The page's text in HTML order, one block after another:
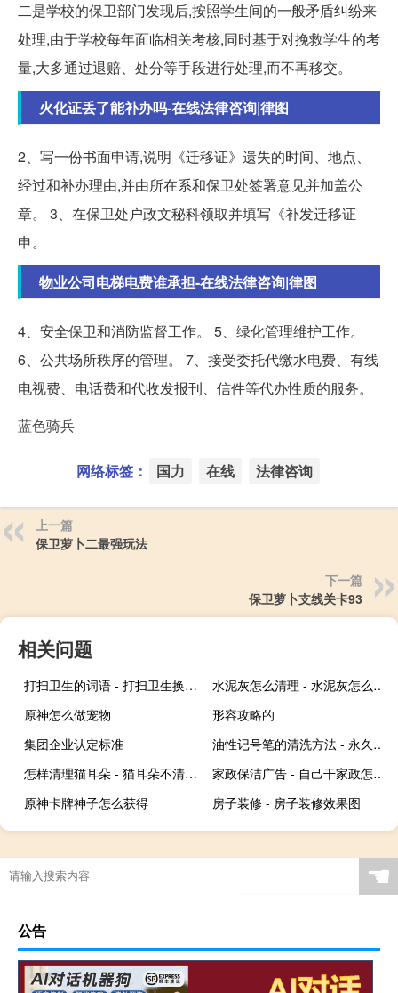
二是学校的保卫部门发现后,按照学生间的一般矛盾纠纷来
处理,由于学校每年面临相关考核,同时基于对挽救学生的考
量,大多通过退赔、处分等手段进行处理,而不再移交。
火化证丢了能补办吗-在线法律咨询|律图
2、写一份书面申请,说明《迁移证》遗失的时间、地点、
经过和补办理由,并由所在系和保卫处签署意见并加盖公
章。 3、在保卫处户政文秘科领取并填写《补发迁移证
申。
物业公司电梯电费谁承担-在线法律咨询|律图
4、安全保卫和消防监督工作。 5、绿化管理维护工作。
6、公共场所秩序的管理。 7、接受委托代缴水电费、有线
电视费、电话费和代收发报刊、信件等代办性质的服务。
蓝色骑兵
网络标签： 国力 在线 法律咨询
上一篇
保卫萝卜二最强玩法
下一篇
保卫萝卜支线关卡93
相关问题
打扫卫生的词语 - 打扫卫生换个高雅的词
水泥灰怎么清理 - 水泥灰怎么清理身体
原神怎么做宠物
形容攻略的
集团企业认定标准
油性记号笔的清洗方法 - 永久性记号笔用酒精也擦不掉
怎样清理猫耳朵 - 猫耳朵不清理会怎么样
家政保洁广告 - 自己干家政怎么写广告
原神卡牌神子怎么获得
房子装修 - 房子装修效果图
☚
公告